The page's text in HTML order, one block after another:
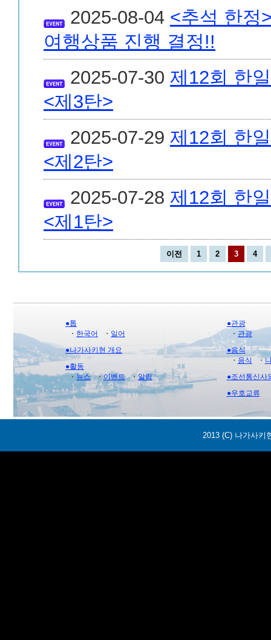
2025-08-04 <추석 한정
여행상품 진행 결정!!
2025-07-30 제12회 한
<제3탄>
2025-07-29 제12회 한
<제2탄>
2025-07-28 제12회 한
<제1탄>
이전 1 2 3 4
●톱
・ 한국어 ・ 일어
●나가사키현 개요
●활동
・ 뉴스・이벤트・ 알림
●관광
・ 관광
●음식
・ 음식 ・
●조선통신사
●우호교류
2013 (C) 나가사키